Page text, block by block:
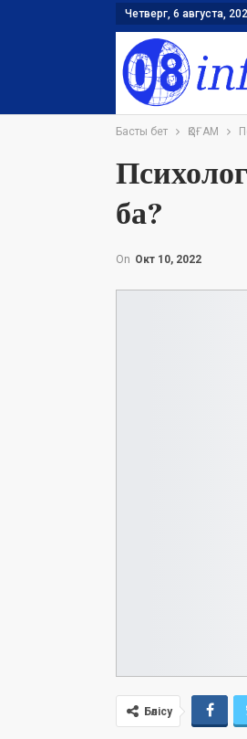
Четверг, 6 августа,
Басты бет ҚОҒАМ
ба?
On Окт 10, 2022
Бөлісу